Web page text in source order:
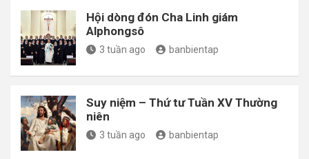
Hội dòng đón Cha Linh giám
Alphongsô
3 tuần ago banbientap
Suy niệm – Thứ tư Tuần XV Thường
niên
3 tuần ago banbientap